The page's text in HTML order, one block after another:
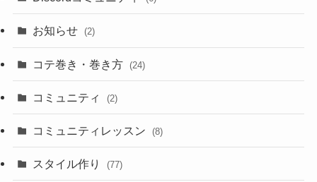
お知らせ (2)
コテ巻き・巻き方 (24)
コミュニティ (2)
コミュニティレッスン (8)
スタイル作り (77)